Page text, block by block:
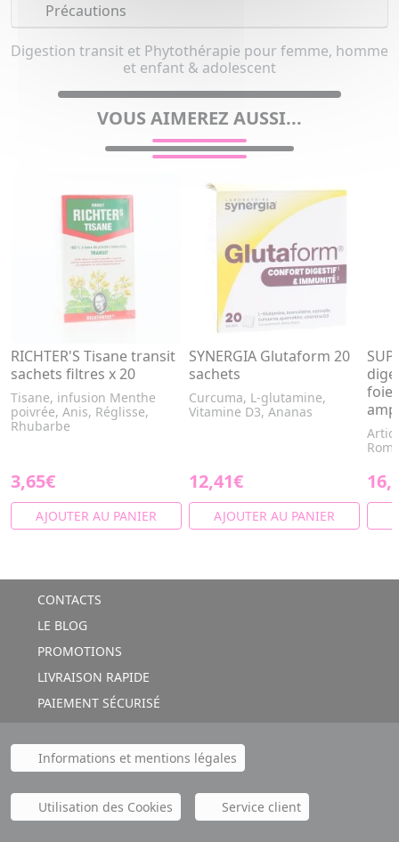
Précautions
Digestion transit et Phytothérapie pour femme, homme
et enfant & adolescent
VOUS AIMEREZ AUSSI...
RICHTER'S Tisane transit
sachets filtres x 20
Tisane, infusion Menthe
poivrée, Anis, Réglisse,
Rhubarbe
3,65€
AJOUTER AU PANIER
SYNERGIA Glutaform 20
sachets
Curcuma, L-glutamine,
Vitamine D3, Ananas
12,41€
AJOUTER AU PANIER
foie
CONTACTS
LE BLOG
PROMOTIONS
LIVRAISON RAPIDE
PAIEMENT SÉCURISÉ
Informations et mentions légales
Utilisation des Cookies Service client